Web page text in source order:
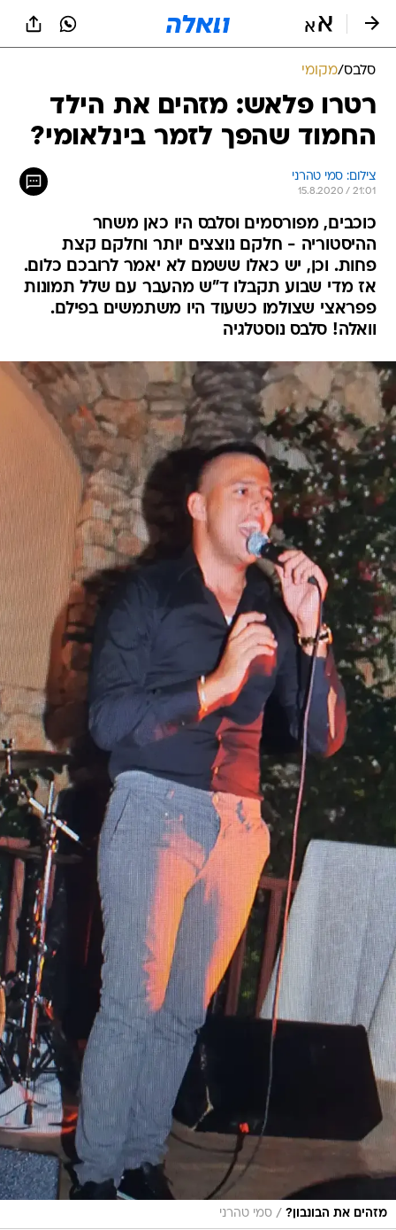
סלבס/מקומי
רטרו פלאש: מזהים את הילד
החמוד שהפך לזמר בינלאומי?
צילום: סמי טהרני
15.8.2020 / 21:01
כוכבים, מפורסמים וסלבס היו כאן משחר
ההיסטוריה - חלקם נוצצים יותר וחלקם קצת
פחות. וכן, יש כאלו ששמם לא יאמר לרובכם כלום.
אז מדי שבוע תקבלו ד"ש מהעבר עם שלל תמונות
פפראצי שצולמו כשעוד היו משתמשים בפילם.
וואלה! סלבס נוסטלגיה
מזהים את הבונבון? / סמי טהרני